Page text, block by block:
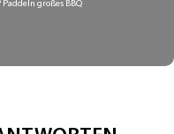
großes BBQ